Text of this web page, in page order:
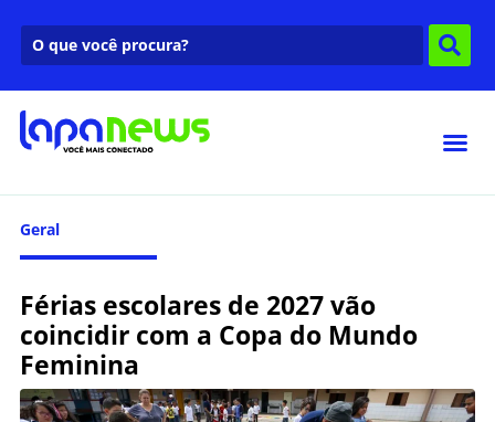
Geral
Férias escolares de 2027 vão
coincidir com a Copa do Mundo
Feminina